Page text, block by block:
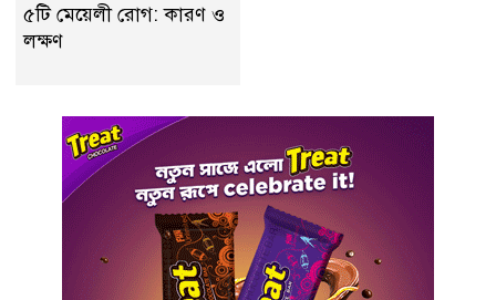
৫টি মেয়েলী রোগ: কারণ ও
লক্ষণ